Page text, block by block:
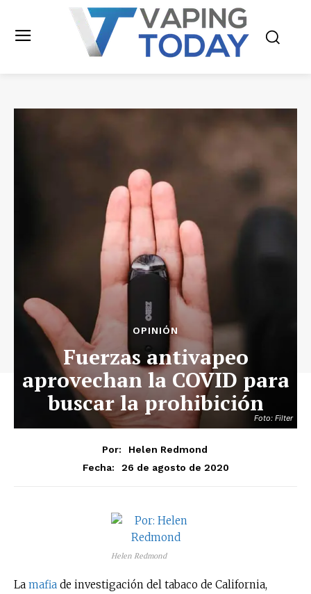
Foto: Filter
OPINIÓN
Fuerzas antivapeo
aprovechan la COVID para
buscar la prohibición
Por:
Helen Redmond
Fecha:
26 de agosto de 2020
Helen Redmond
La mafia de investigación del tabaco de California,